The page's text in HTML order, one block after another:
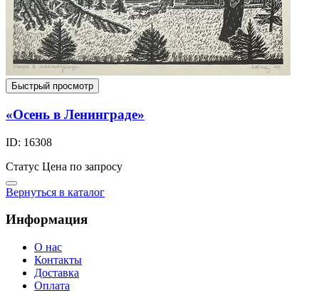
Быстрый просмотр
«Осень в Ленинграде»
ID: 16308
Статус Цена по запросу
Вернуться в каталог
Информация
О нас
Контакты
Доставка
Оплата